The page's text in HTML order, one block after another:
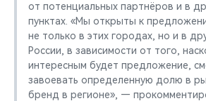
от потенциальных партнёров и в
пунктах. «Мы открыты к
не только в этих городах, но и в
России, в зависимости от того,
интересным будет предложение,
завоевать определенную долю в
бренд в регионе», —